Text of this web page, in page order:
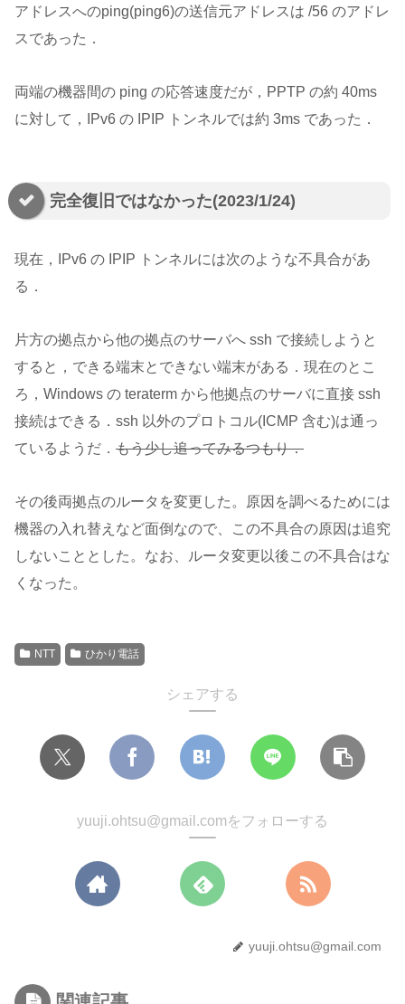
アドレスへのping(ping6)の送信元アドレスは /56 のアドレ
スであった．
両端の機器間の ping の応答速度だが，PPTP の約 40ms
に対して，IPv6 の IPIP トンネルでは約 3ms であった．
完全復旧ではなかった(2023/1/24)
現在，IPv6 の IPIP トンネルには次のような不具合があ
る．
片方の拠点から他の拠点のサーバへ ssh で接続しようと
すると，できる端末とできない端末がある．現在のとこ
ろ，Windows の teraterm から他拠点のサーバに直接 ssh
接続はできる．ssh 以外のプロトコル(ICMP 含む)は通っ
ているようだ． もう少し追ってみるつもり．
その後両拠点のルータを変更した。原因を調べるためには
機器の入れ替えなど面倒なので、この不具合の原因は追究
しないこととした。なお、ルータ変更以後この不具合はな
くなった。
NTT ひかり電話
シェアする
yuuji.ohtsu@gmail.comをフォローする
yuuji.ohtsu@gmail.com